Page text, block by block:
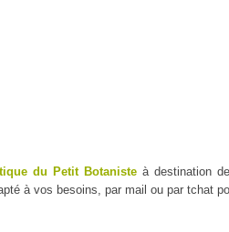
du Petit Botaniste à destination
à vos besoins, par mail ou par tchat